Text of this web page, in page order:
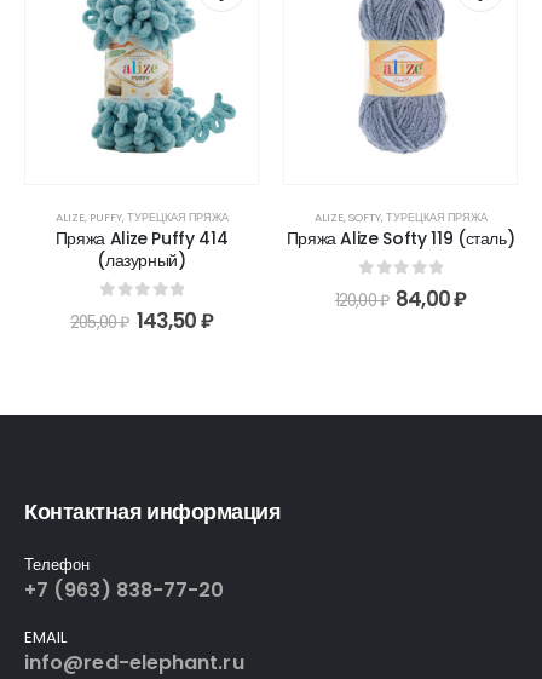
ALIZE, PUFFY,ТУРЕЦКАЯ ПРЯЖА
Пряжа Alize Puffy 414
(лазурный)
out of 5
205,00₽ 143,50₽
ALIZE,SOFTY,ТУРЕЦКАЯ ПРЯЖА
Пряжа Alize Softy 119 (сталь)
out of 5
120,00₽ 84,00₽
Контактная информация
Телефон
+7 (963) 838-77-20
EMAIL
info@red-elephant.ru